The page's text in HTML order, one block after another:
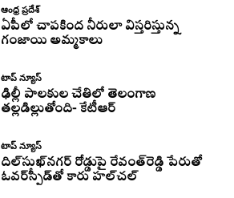
ఆంధ్ర ప్రదేశ్
ఏపీలో చాపకింద నీరులా విస్తరిస్తున్న
గంజాయి అమ్మకాలు
టాప్ న్యూస్
ఢిల్లీ పాలకుల చేతిలో తెలంగాణ
తల్లడిల్లుతోంది- కేటీఆర్
టాప్ న్యూస్
దిల్‌సుఖ్‌నగర్‌ రోడ్డుపై రేవంత్‌రెడ్డి పేరుతో
ఓవర్‌స్పీడ్‌తో కారు హల్‌చల్‌